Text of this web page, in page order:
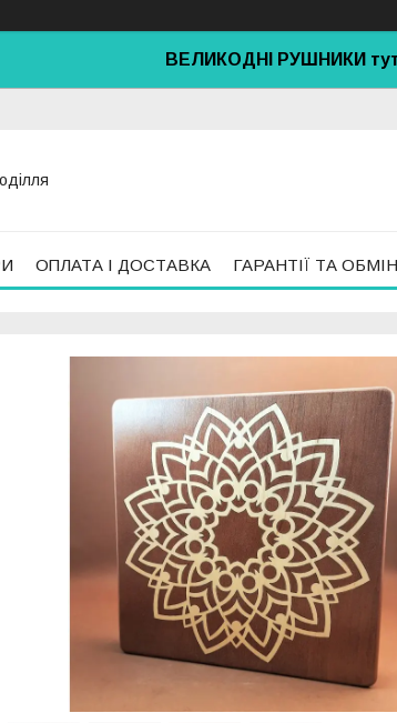
ВЕЛИКОДНІ РУШНИКИ
ОПЛАТА І ДОСТАВКА ГАРАНТІЇ ТА ОБМІН